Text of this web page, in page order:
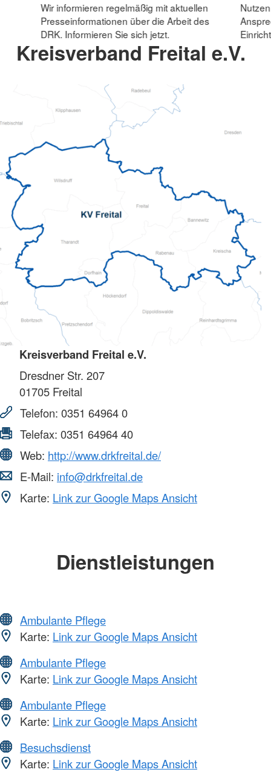
Wir informieren regelmäßig mit aktuellen
Presseinformationen über die Arbeit des
DRK. Informieren Sie sich jetzt.
Kreisverband Freital e.V.
Kreisverband Freital e.V.
Dresdner Str. 207
01705 Freital
Telefon: 0351 64964 0
Telefax: 0351 64964 40
Web: http://www.drkfreital.de/
E-Mail: info@drkfreital.de
Karte: Link zur Google Maps Ansicht
Dienstleistungen
Ambulante Pflege
Karte: Link zur Google Maps Ansicht
Ambulante Pflege
Karte: Link zur Google Maps Ansicht
Ambulante Pflege
Karte: Link zur Google Maps Ansicht
Besuchsdienst
Karte: Link zur Google Maps Ansicht